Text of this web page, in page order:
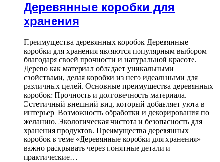
Деревянные коробки для
хранения
Преимущества деревянных коробок Деревянные
коробки для хранения являются популярным выбором
благодаря своей прочности и натуральной красоте.
Дерево как материал обладает уникальными
свойствами, делая коробки из него идеальными для
различных целей. Основные преимущества деревянных
коробок: Прочность и долговечность материала.
Эстетичный внешний вид, который добавляет уюта в
интерьер. Возможность обработки и декорирования по
желанию. Экологическая чистота и безопасность для
хранения продуктов. Преимущества деревянных
коробок в теме «Деревянные коробки для хранения»
важно раскрывать через понятные детали и
практические…